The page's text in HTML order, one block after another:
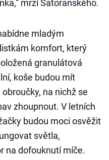
mrzí Satoranského.
mladým
komfort, který
granulátová
koše budou mít
na nichž se
zhoupnout. V letních
budou moci osvěžit
světla,
na dofouknutí míče.